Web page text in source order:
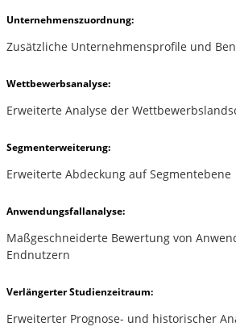
Unternehmenszuordnung:
Zusätzliche Unternehmensprofile und
Wettbewerbsanalyse:
Erweiterte Analyse der
Segmenterweiterung:
Erweiterte Abdeckung auf Segmentebene
Anwendungsfallanalyse:
Maßgeschneiderte Bewertung von
Endnutzern
Verlängerter Studienzeitraum:
Erweiterter Prognose- und historischer